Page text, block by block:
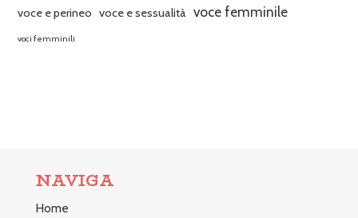
voce e perineo voce e sessualità voce femminile
voci femminili
NAVIGA
Home